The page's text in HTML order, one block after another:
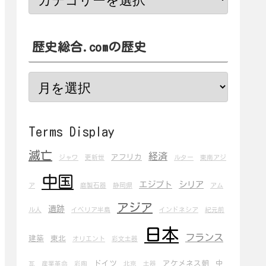
歴史総合.comの歴史
Terms Display
滅亡 ジャワ 更新世 アフリカ 経済 ルター 東南アジ
ア 中国 磨製石器 静岡県 エジプト シリア アム
ル人 遺跡 イベリア半島 アジア インドネシア 紀元前
建築 東北 オリエント 彩文土器 日本 フランス
瓦 産業革命 彩陶 ドイツ 北京 土器 アケメネス朝 中